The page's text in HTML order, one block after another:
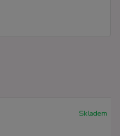
Skladem